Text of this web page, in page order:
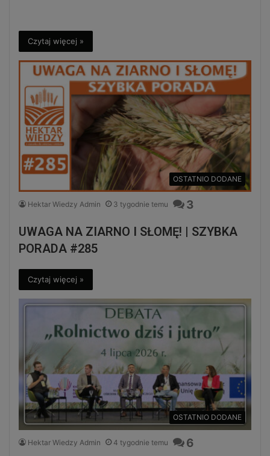
Czytaj więcej »
OSTATNIO DODANE
Hektar Wiedzy Admin 3 tygodnie temu 3
UWAGA NA ZIARNO I SŁOMĘ! | SZYBKA
PORADA #285
Czytaj więcej »
OSTATNIO DODANE
Hektar Wiedzy Admin 4 tygodnie temu 6